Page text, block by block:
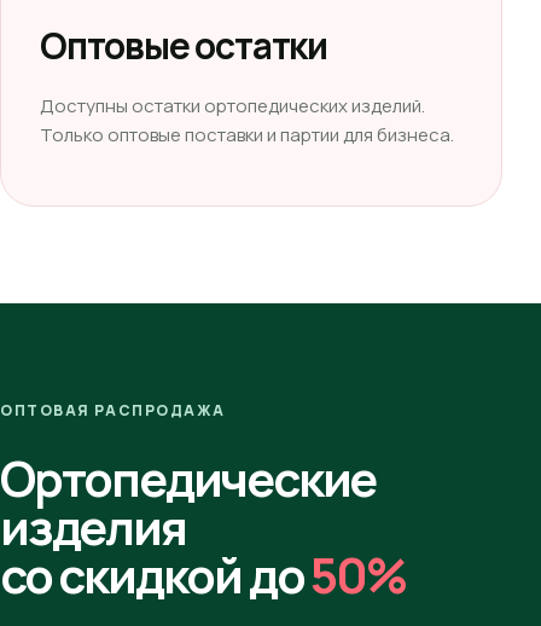
Оптовые остатки
Доступны остатки ортопедических изделий.
Только оптовые поставки и партии для бизнеса.
ОПТОВАЯ РАСПРОДАЖА
Ортопедические
изделия
со скидкой до50%